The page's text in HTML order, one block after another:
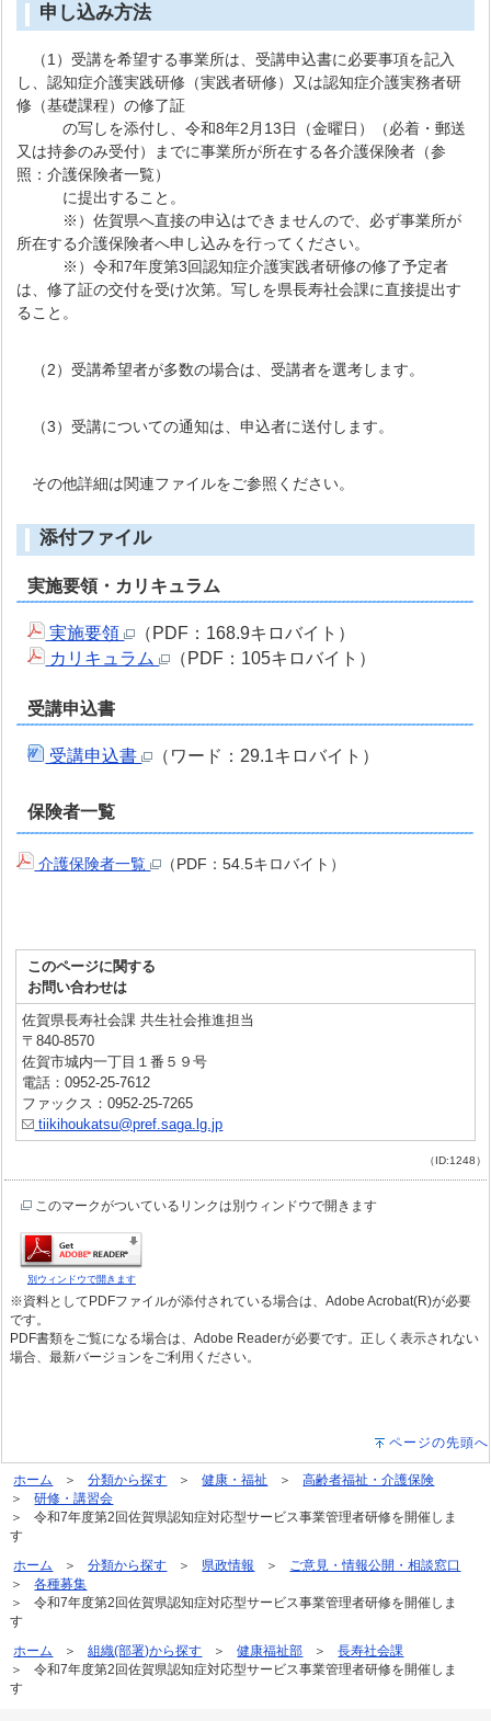
申し込み方法
（1）受講を希望する事業所は、受講申込書に必要事項を記入
し、認知症介護実践研修（実践者研修）又は認知症介護実務者研
修（基礎課程）の修了証
の写しを添付し、令和8年2月13日（金曜日）（必着・郵送
又は持参のみ受付）までに事業所が所在する各介護保険者（参
照：介護保険者一覧）
に提出すること。
※）佐賀県へ直接の申込はできませんので、必ず事業所が
所在する介護保険者へ申し込みを行ってください。
※）令和7年度第3回認知症介護実践者研修の修了予定者
は、修了証の交付を受け次第。写しを県長寿社会課に直接提出す
ること。
（2）受講希望者が多数の場合は、受講者を選考します。
（3）受講についての通知は、申込者に送付します。
その他詳細は関連ファイルをご参照ください。
添付ファイル
実施要領・カリキュラム
実施要領
（PDF：168.9キロバイト）
カリキュラム
（PDF：105キロバイト）
受講申込書
受講申込書 （ワード：29.1キロバイト）
保険者一覧
介護保険者一覧 （PDF：54.5キロバイト）
このページに関する
お問い合わせは
佐賀県長寿社会課 共生社会推進担当
〒840-8570
佐賀市城内一丁目１番５９号
電話：0952-25-7612
ファックス：0952-25-7265
tiikihoukatsu@pref.saga.lg.jp
（ID:1248）
このマークがついているリンクは別ウィンドウで開きます
別ウィンドウで開きます
※資料としてPDFファイルが添付されている場合は、Adobe Acrobat(R)が必要
です。
PDF書類をご覧になる場合は、Adobe Readerが必要です。正しく表示されない
場合、最新バージョンをご利用ください。
ページの先頭へ
ホーム 分類から探す 健康・福祉
高齢者福祉・介護保険
研修・講習会
令和7年度第2回佐賀県認知症対応型サービス事業管理者研修を開催しま
す
ホーム
分類から探す 県政情報
ご意見・情報公開・相談窓口
各種募集
令和7年度第2回佐賀県認知症対応型サービス事業管理者研修を開催しま
す
ホーム
組織(部署)から探す 健康福祉部
長寿社会課
令和7年度第2回佐賀県認知症対応型サービス事業管理者研修を開催しま
す